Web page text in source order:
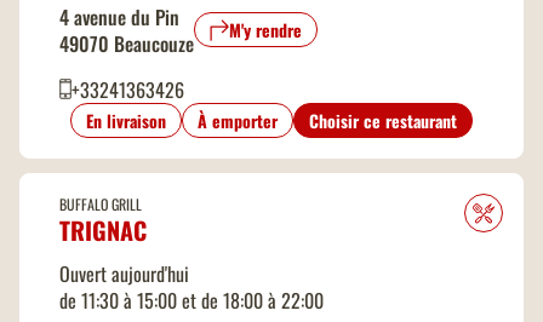
4 avenue du Pin
49070 Beaucouze
M'y rendre
+33241363426
En livraison À emporter Choisir ce restaurant
BUFFALO GRILL
TRIGNAC
Ouvert aujourd'hui
de 11:30 à 15:00 et de 18:00 à 22:00